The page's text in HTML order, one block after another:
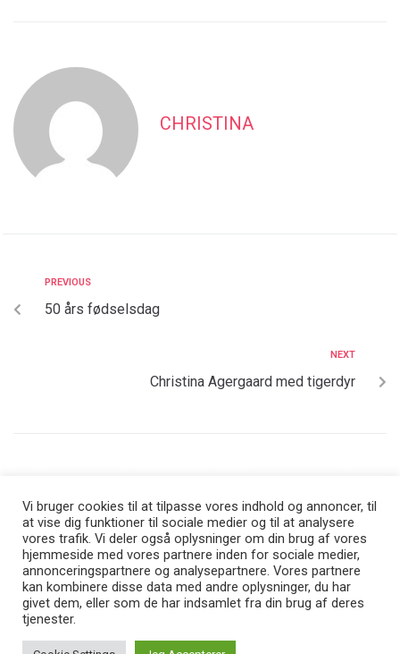
CHRISTINA
PREVIOUS
50 års fødselsdag
NEXT
Christina Agergaard med tigerdyr
Find mig på Facebook, hvor I kan holde jer opdateret med
både nye designs og illustrationer
Vi bruger cookies til at tilpasse vores indhold og annoncer, til
at vise dig funktioner til sociale medier og til at analysere
vores trafik. Vi deler også oplysninger om din brug af vores
hjemmeside med vores partnere inden for sociale medier,
annonceringspartnere og analysepartnere. Vores partnere
kan kombinere disse data med andre oplysninger, du har
givet dem, eller som de har indsamlet fra din brug af deres
tjenester.